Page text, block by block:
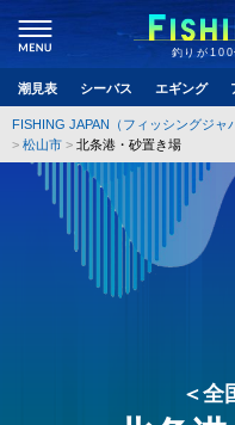
釣りが100
潮見表 シーバス エギング
FISHING JAPAN（フィッシングジャ
松山市
北条港・砂置き場
＜全